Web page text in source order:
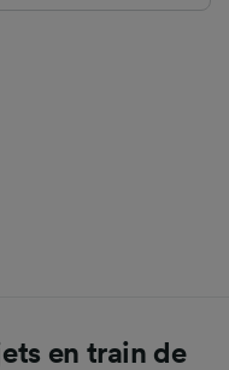
en train de